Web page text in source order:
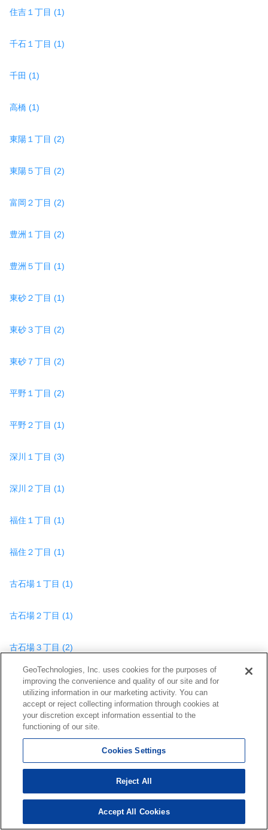
住吉１丁目 (1)
千石１丁目 (1)
千田 (1)
高橋 (1)
東陽１丁目 (2)
東陽５丁目 (2)
富岡２丁目 (2)
豊洲１丁目 (2)
豊洲５丁目 (1)
東砂２丁目 (1)
東砂３丁目 (2)
東砂７丁目 (2)
平野１丁目 (2)
平野２丁目 (1)
深川１丁目 (3)
深川２丁目 (1)
福住１丁目 (1)
福住２丁目 (1)
古石場１丁目 (1)
古石場２丁目 (1)
古石場３丁目 (2)
南砂１丁目 (4)
南砂２丁目 (7)
南砂５丁目 (1)
検索結果を見る
GeoTechnologies, Inc. uses cookies for the purposes of
improving the convenience and quality of our site and for
utilizing information in our marketing activity. You can
accept or reject collecting information through cookies at
your discretion except information essential to the
functioning of our site.
Cookies Settings
Reject All
Accept All Cookies